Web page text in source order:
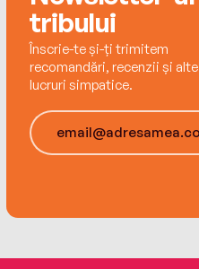
tribului
Înscrie-te și-ți trimitem
recomandări, recenzii și alte
lucruri simpatice.